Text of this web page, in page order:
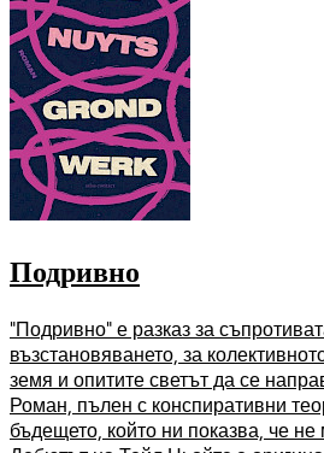
Подривно
“Подривно” е разказ за
възстановяването, за
земя и опитите светът да се
Роман, пълен с конспиративни
бъдещето, който ни показва, че